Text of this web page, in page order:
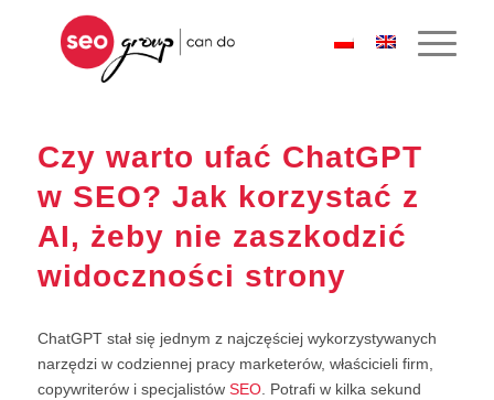
Czy warto ufać ChatGPT
w SEO? Jak korzystać z
AI, żeby nie zaszkodzić
widoczności strony
ChatGPT stał się jednym z najczęściej wykorzystywanych
narzędzi w codziennej pracy marketerów, właścicieli firm,
copywriterów i specjalistów SEO. Potrafi w kilka sekund